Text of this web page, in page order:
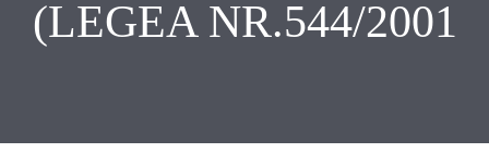
(LEGEA NR.544/2001